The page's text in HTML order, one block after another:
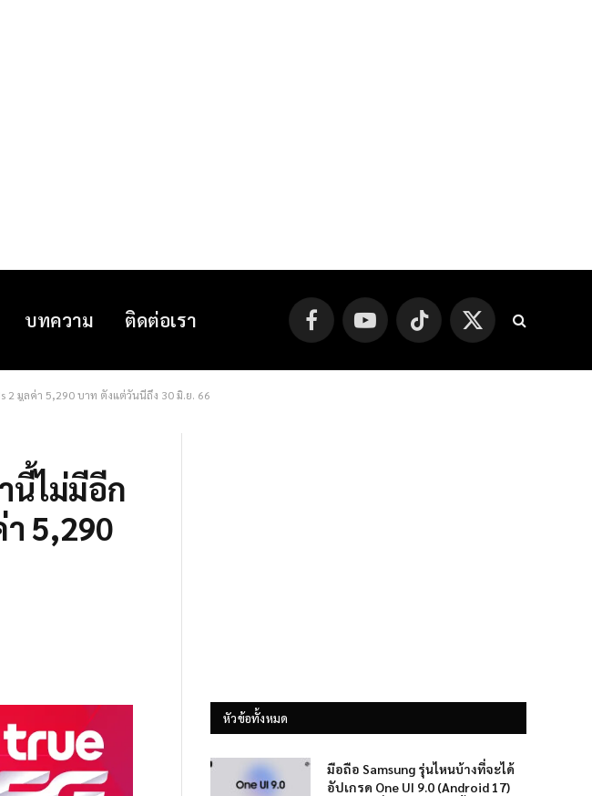
บทความ ติดต่อเรา FacebookYouTube TikTok
X
(Twitter)
2 มูลค่า 5,290 บาท ตั้งแต่วันนี้ถึง 30 มิ.ย. 66
นี้ไม่มีอีก
5,290
หัวข้อทั้งหมด
มือถือ Samsung รุ่นไหนบ้างที่จะได้
อัปเกรด One UI 9.0 (Android 17)